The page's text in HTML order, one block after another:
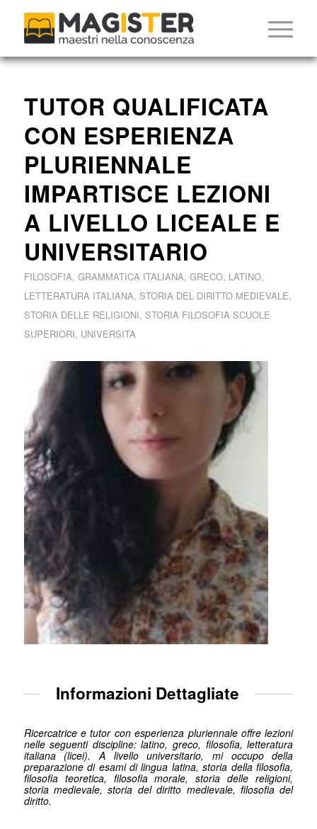
TUTOR QUALIFICATA
CON ESPERIENZA
PLURIENNALE
IMPARTISCE LEZIONI
A LIVELLO LICEALE E
UNIVERSITARIO
FILOSOFIA, GRAMMATICA ITALIANA, GRECO, LATINO,
LETTERATURA ITALIANA, STORIA DEL DIRITTO MEDIEVALE,
STORIA DELLE RELIGIONI, STORIA FILOSOFIA SCUOLE
SUPERIORI, UNIVERSITÀ
Informazioni Dettagliate
Ricercatrice e tutor con esperienza pluriennale offre lezioni
nelle seguenti discipline: latino, greco, filosofia, letteratura
italiana (licei). A livello universitario, mi occupo della
preparazione di esami di lingua latina, storia della filosofia,
filosofia teoretica, filosofia morale, storia delle religioni,
storia medievale, storia del diritto medievale, filosofia del
diritto.